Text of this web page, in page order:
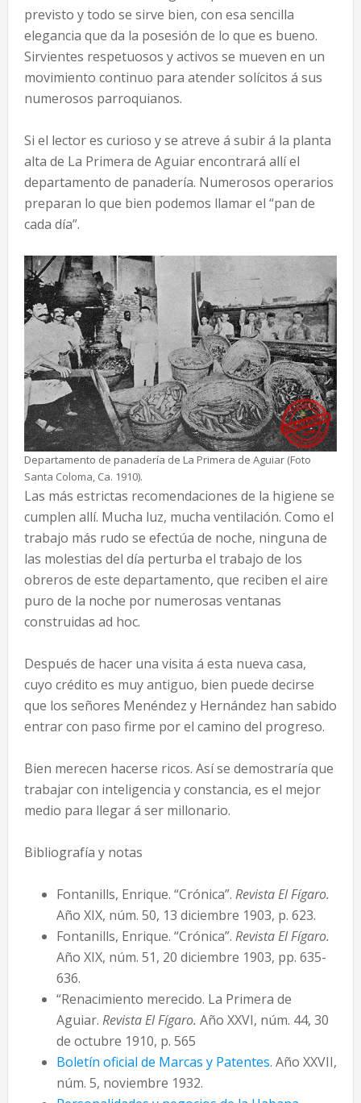
previsto y todo se sirve bien, con esa sencilla
elegancia que da la posesión de lo que es bueno.
Sirvientes respetuosos y activos se mueven en un
movimiento continuo para atender solícitos á sus
numerosos parroquianos.
Si el lector es curioso y se atreve á subir á la planta
alta de La Primera de Aguiar encontrará allí el
departamento de panadería. Numerosos operarios
preparan lo que bien podemos llamar el “pan de
cada día”.
Departamento de panadería de La Primera de Aguiar (Foto
Santa Coloma, Ca. 1910).
Las más estrictas recomendaciones de la higiene se
cumplen allí. Mucha luz, mucha ventilación. Como el
trabajo más rudo se efectúa de noche, ninguna de
las molestias del día perturba el trabajo de los
obreros de este departamento, que reciben el aire
puro de la noche por numerosas ventanas
construidas ad hoc.
Después de hacer una visita á esta nueva casa,
cuyo crédito es muy antiguo, bien puede decirse
que los señores Menéndez y Hernández han sabido
entrar con paso firme por el camino del progreso.
Bien merecen hacerse ricos. Así se demostraría que
trabajar con inteligencia y constancia, es el mejor
medio para llegar á ser millonario.
Bibliografía y notas
Fontanills, Enrique. “Crónica”. Revista El Fígaro.
Año XIX, núm. 50, 13 diciembre 1903, p. 623.
Fontanills, Enrique. “Crónica”. Revista El Fígaro.
Año XIX, núm. 51, 20 diciembre 1903, pp. 635-
636.
“Renacimiento merecido. La Primera de
Aguiar. Revista El Fígaro. Año XXVI, núm. 44, 30
de octubre 1910, p. 565
Boletín oficial de Marcas y Patentes. Año XXVII,
núm. 5, noviembre 1932.